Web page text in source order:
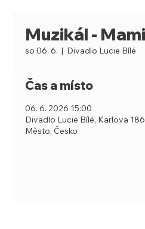
Muzikál -
so 06. 6.
  |
Divadlo Lucie Bílé
Čas a místo
06. 6. 2026 15:00
Divadlo Lucie Bílé, Karlova
Město, Česko